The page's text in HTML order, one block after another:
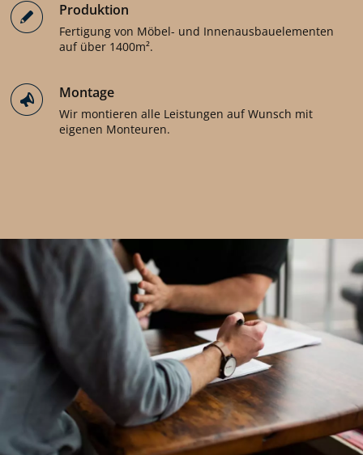
Produktion
Fertigung von Möbel- und Innenausbauelementen
auf über 1400m².
Montage
Wir montieren alle Leistungen auf Wunsch mit
eigenen Monteuren.